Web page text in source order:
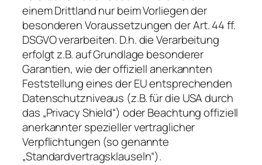
einem Drittland nur beim Vorliegen der
besonderen Voraussetzungen der Art. 44 ff.
DSGVO verarbeiten. D.h. die Verarbeitung
erfolgt z.B. auf Grundlage besonderer
Garantien, wie der offiziell anerkannten
Feststellung eines der EU entsprechenden
Datenschutzniveaus (z.B. für die USA durch
das „Privacy Shield“) oder Beachtung offiziell
anerkannter spezieller vertraglicher
Verpflichtungen (so genannte
„Standardvertragsklauseln“).